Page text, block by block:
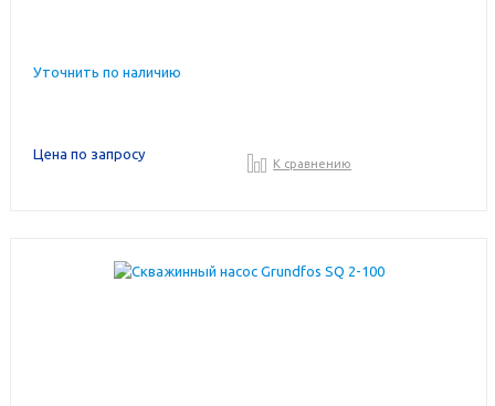
Уточнить по наличию
Цена по запросу
К сравнению